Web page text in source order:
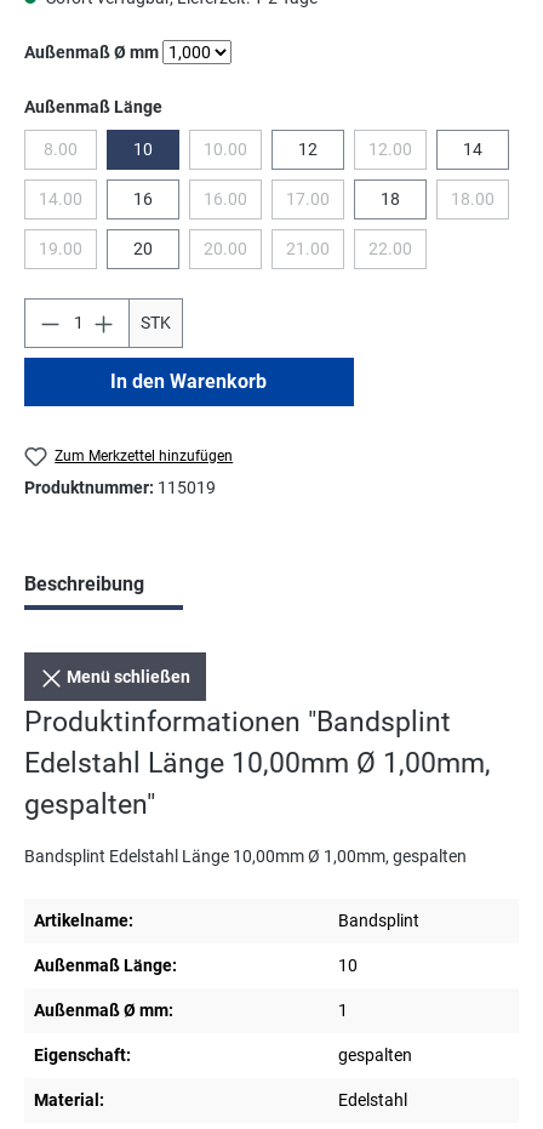
Außenmaß Ø mmauswählen
Außenmaß Längeauswählen
8.00(Diese Option ist zurzeit nicht verfügbar.)
10 10.00(Diese Option ist zurzeit nicht verfügbar.)
12 12.00(Diese Option ist
14
14.00(Diese Option ist zurzeit nicht verfügbar.)
16 16.00(Diese Option ist zurzeit nicht verfügbar.)
17.00(Diese Option ist zurzeit nicht
18 18.00(Diese
19.00(Diese Option ist zurzeit nicht verfügbar.)
20 20.00(Diese Option ist zurzeit nicht verfügbar.)
21.00(Diese Option ist zurzeit nicht
22.00(Diese Option ist
STK
In den Warenkorb
Zum Merkzettel hinzufügen
Produktnummer: 115019
Beschreibung
Menü schließen
Produktinformationen "Bandsplint
Edelstahl Länge 10,00mm Ø 1,00mm,
gespalten"
Bandsplint Edelstahl Länge 10,00mm Ø 1,00mm, gespalten
Artikelname: Bandsplint
Außenmaß Länge: 10
Außenmaß Ø mm: 1
Eigenschaft: gespalten
Material: Edelstahl